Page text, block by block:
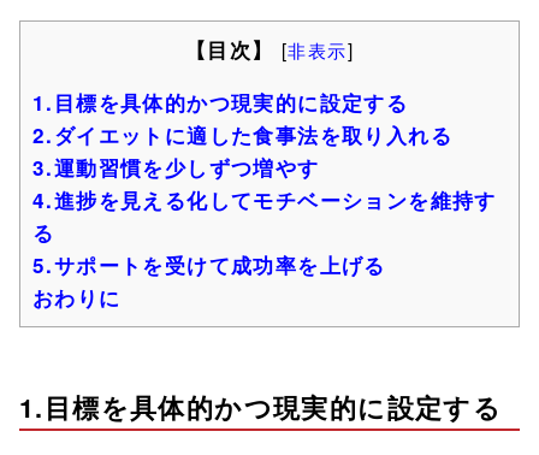
【目次】 [非表示]
1.目標を具体的かつ現実的に設定する
2.ダイエットに適した食事法を取り入れる
3.運動習慣を少しずつ増やす
4.進捗を見える化してモチベーションを維持す
る
5.サポートを受けて成功率を上げる
おわりに
1.目標を具体的かつ現実的に設定する